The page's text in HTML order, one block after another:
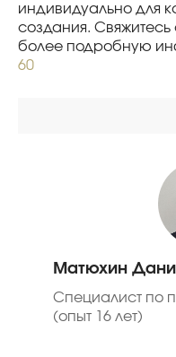
индивидуально для
создания. Свяжитесь
более подробную
60
Матюхин
Специалист по
(опыт 16 лет)